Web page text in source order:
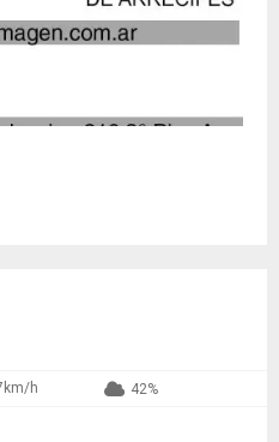
h 42%